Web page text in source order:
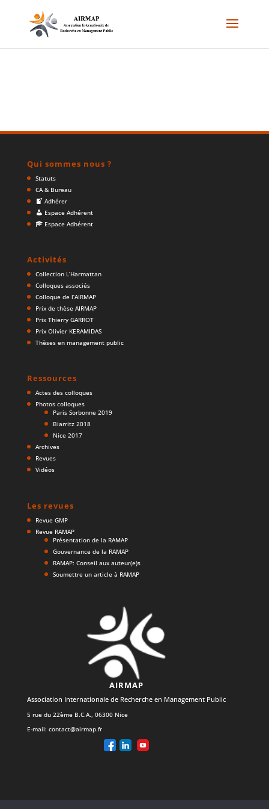
Qui sommes nous ?
Statuts
CA & Bureau
Adhérer
Espace Adhérent
Espace Adhérent
Activités
Collection L’Harmattan
Colloques associés
Colloque de l’AIRMAP
Prix de thèse AIRMAP
Prix Thierry GARROT
Prix Olivier KERAMIDAS
Thèses en management public
Ressources
Actes des colloques
Photos colloques
Paris Sorbonne 2019
Biarritz 2018
Nice 2017
Archives
Revues
Vidéos
Les revues
Revue GMP
Revue RAMAP
Présentation de la RAMAP
Gouvernance de la RAMAP
RAMAP: Conseil aux auteur(e)s
Soumettre un article à RAMAP
AIRMAP
Association Internationale de Recherche en Management Public
5 rue du 22ème B.C.A., 06300 Nice
E-mail: contact@airmap.fr